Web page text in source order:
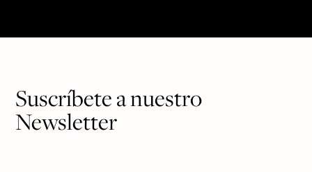
Suscríbete a nuestro
Newsletter